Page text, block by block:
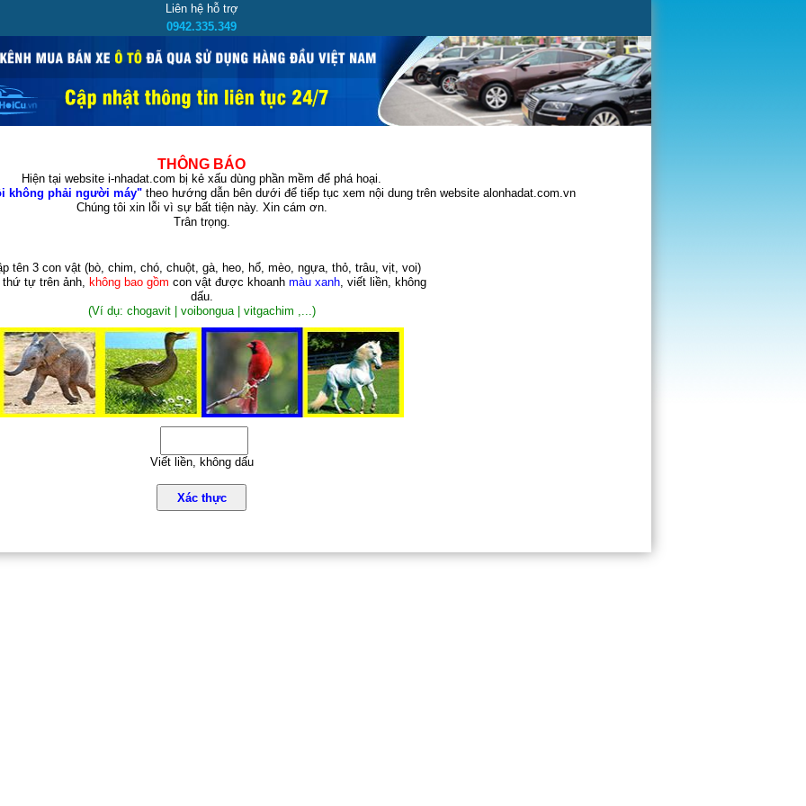
Liên hệ hỗ trợ
0942.335.349
THÔNG BÁO
Hiện tại website i-nhadat.com bị kẻ xấu dùng phần mềm để phá hoại.
không phải người máy"theo hướng dẫn bên dưới để tiếp tục xem nội dung trên website alonhadat.com.vn
Chúng tôi xin lỗi vì sự bất tiện này. Xin cám ơn.
Trân trọng.
tên 3 con vật (bò, chim, chó, chuột, gà, heo, hổ, mèo, ngựa, thỏ, trâu, vịt, voi)
thứ tự trên ảnh, không bao gồm con vật được khoanh màu xanh, viết liền, không
dấu.
(Ví dụ: chogavit | voibongua | vitgachim ,...)
Viết liền, không dấu
Xác thực